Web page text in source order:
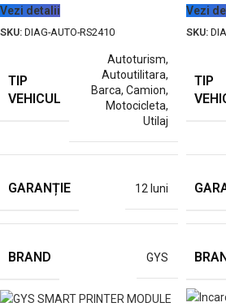
Vezi detalii
SKU: DIAG-AUTO-RS2410
TIP
VEHICUL
Autoturism,
Autoutilitara,
Barca, Camion,
Motocicleta,
Utilaj
GARANȚIE 12 luni
BRAND GYS
Vezi
SKU:
TIP